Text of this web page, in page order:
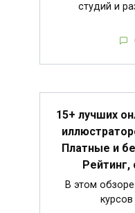
студий и
15+ лучших
Платные и
Рейтинг,
В этом